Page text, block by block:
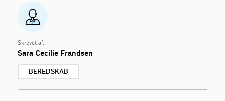
Skrevet af:
Sara Cecilie Frandsen
BEREDSKAB